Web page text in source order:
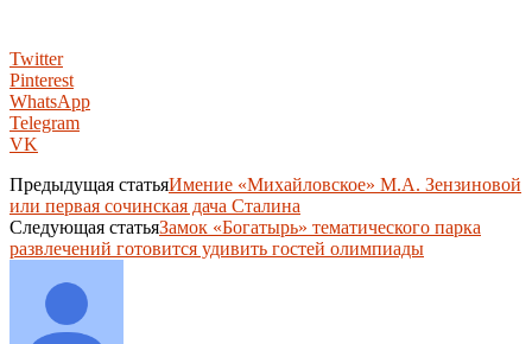
Twitter
Pinterest
WhatsApp
Telegram
VK
Предыдущая статьяИмение «Михайловское» М.А. Зензиновой
или первая сочинская дача Сталина
Следующая статьяЗамок «Богатырь» тематического парка
развлечений готовится удивить гостей олимпиады